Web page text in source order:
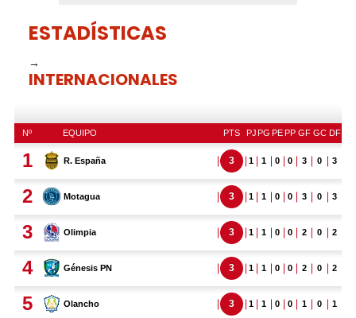
ESTADÍSTICAS
→
INTERNACIONALES